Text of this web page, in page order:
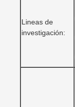
Lineas de
investigación: